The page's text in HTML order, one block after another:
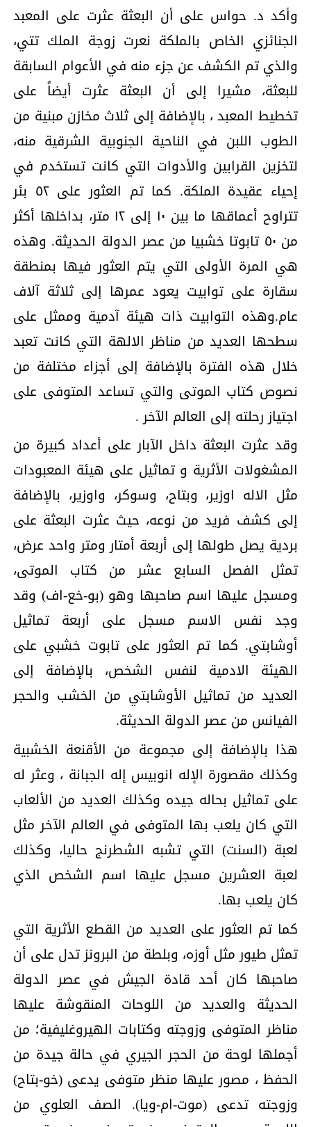
وأكد د. حواس على أن البعثة عثرت على المعبد
الجنائزي الخاص بالملكة نعرت زوجة الملك تتي،
والذي تم الكشف عن جزء منه في الأعوام السابقة
للبعثة، مشيرا إلى أن البعثة عثرت أيضاً على
تخطيط المعبد ، بالإضافة إلى ثلاث مخازن مبنية من
الطوب اللبن في الناحية الجنوبية الشرقية منه،
لتخزين القرابين والأدوات التي كانت تستخدم في
إحياء عقيدة الملكة. كما تم العثور على ٥٢ بئر
تتراوح أعماقها ما بين ١٠ إلى ١٢ متر، بداخلها أكثر
من ٥٠ تابوتا خشبيا من عصر الدولة الحديثة. وهذه
هي المرة الأولى التي يتم العثور فيها بمنطقة
سقارة على توابيت يعود عمرها إلى ثلاثة آلاف
عام.وهذه التوابيت ذات هيئة آدمية وممثل على
سطحها العديد من مناظر الالهة التي كانت تعبد
خلال هذه الفترة بالإضافة إلى أجزاء مختلفة من
نصوص كتاب الموتى والتي تساعد المتوفى على
اجتياز رحلته إلى العالم الآخر .
وقد عثرت البعثة داخل الآبار على أعداد كبيرة من
المشغولات الأثرية و تماثيل على هيئة المعبودات
مثل الاله اوزير، وبتاح، وسوكر، واوزير، بالإضافة
إلى كشف فريد من نوعه، حيث عثرت البعثة على
بردية يصل طولها إلى أربعة أمتار ومتر واحد عرض،
تمثل الفصل السابع عشر من كتاب الموتى،
ومسجل عليها اسم صاحبها وهو (بو-خع-اف) وقد
وجد نفس الاسم مسجل على أربعة تماثيل
أوشابتي. كما تم العثور على تابوت خشبي على
الهيئة الادمية لنفس الشخص، بالإضافة إلى
العديد من تماثيل الأوشابتي من الخشب والحجر
الفيانس من عصر الدولة الحديثة.
هذا بالإضافة إلى مجموعة من الأقنعة الخشبية
وكذلك مقصورة الإله انوبيس إله الجبانة ، وعثر له
على تماثيل بحاله جيده وكذلك العديد من الألعاب
التي كان يلعب بها المتوفى في العالم الآخر مثل
لعبة (السنت) التي تشبه الشطرنج حاليا، وكذلك
لعبة العشرين مسجل عليها اسم الشخص الذي
كان يلعب بها.
كما تم العثور على العديد من القطع الأثرية التي
تمثل طيور مثل أوزه، وبلطة من البرونز تدل على أن
صاحبها كان أحد قادة الجيش في عصر الدولة
الحديثة والعديد من اللوحات المنقوشة عليها
مناظر المتوفى وزوجته وكتابات الهيروغليفية؛ من
أجملها لوحة من الحجر الجيري في حالة جيدة من
الحفظ ، مصور عليها منظر متوفى يدعى (خو-بتاح)
وزوجته تدعى (موت-ام-ويا). الصف العلوي من